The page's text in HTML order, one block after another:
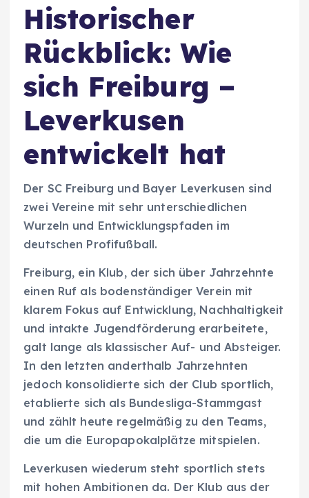
Historischer
Rückblick: Wie
sich Freiburg –
Leverkusen
entwickelt hat
Der SC Freiburg und Bayer Leverkusen sind
zwei Vereine mit sehr unterschiedlichen
Wurzeln und Entwicklungspfaden im
deutschen Profifußball.
Freiburg, ein Klub, der sich über Jahrzehnte
einen Ruf als bodenständiger Verein mit
klarem Fokus auf Entwicklung, Nachhaltigkeit
und intakte Jugendförderung erarbeitete,
galt lange als klassischer Auf- und Absteiger.
In den letzten anderthalb Jahrzehnten
jedoch konsolidierte sich der Club sportlich,
etablierte sich als Bundesliga-Stammgast
und zählt heute regelmäßig zu den Teams,
die um die Europapokalplätze mitspielen.
Leverkusen wiederum steht sportlich stets
mit hohen Ambitionen da. Der Klub aus der